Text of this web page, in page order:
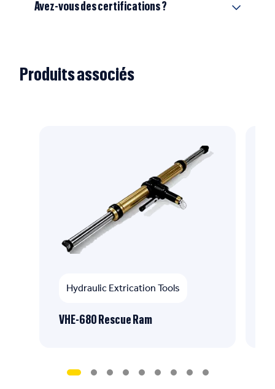
Avez-vous des certifications ?
Produits associés
Hydraulic Extrication Tools
VHE-680 Rescue Ram